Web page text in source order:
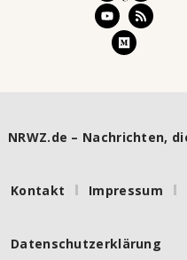
NRWZ.de – Nachrichten,
Kontakt Impressum
Datenschutzerklärung